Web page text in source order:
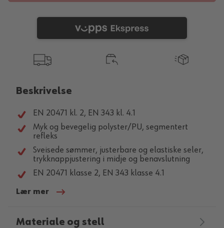
Beskrivelse
EN 20471 kl. 2, EN 343 kl. 4.1
Myk og bevegelig polyster/PU, segmentert
refleks
Sveisede sømmer, justerbare og elastiske seler,
trykknappjustering i midje og benavslutning
EN 20471 klasse 2, EN 343 klasse 4.1
Lær mer
Materiale og stell